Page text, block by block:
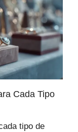
Cada Tipo
tipo de